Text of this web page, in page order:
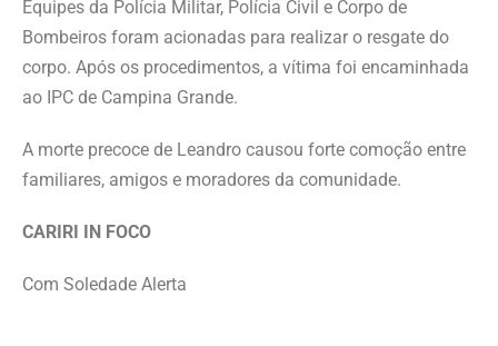
Equipes da Polícia Militar, Polícia Civil e Corpo de
Bombeiros foram acionadas para realizar o resgate do
corpo. Após os procedimentos, a vítima foi encaminhada
ao IPC de Campina Grande.
A morte precoce de Leandro causou forte comoção entre
familiares, amigos e moradores da comunidade.
CARIRI IN FOCO
Com Soledade Alerta